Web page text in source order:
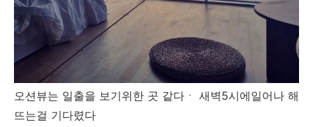
오션뷰는 일출을 보기위한 곳 같다ㆍ 새벽5시에일어나 해
뜨는걸 기다렸다